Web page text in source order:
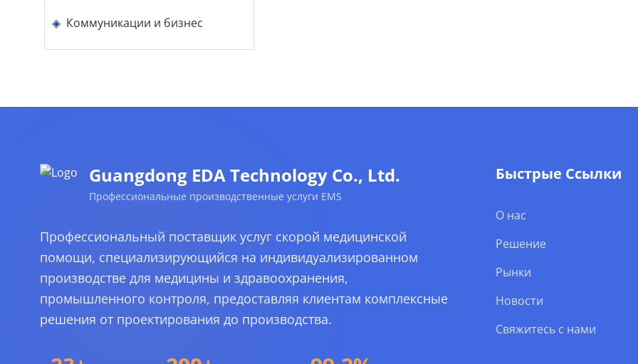
Коммуникации и бизнес
Guangdong EDA Technology Co., Ltd.
Профессиональные производственные услуги EMS
Профессиональный поставщик услуг скорой медицинской
помощи, специализирующийся на индивидуализированном
производстве для медицины и здравоохранения,
промышленного контроля, предоставляя клиентам комплексные
решения от проектирования до производства.
Быстрые Ссылки
О нас
Решение
Рынки
Новости
Свяжитесь с нами